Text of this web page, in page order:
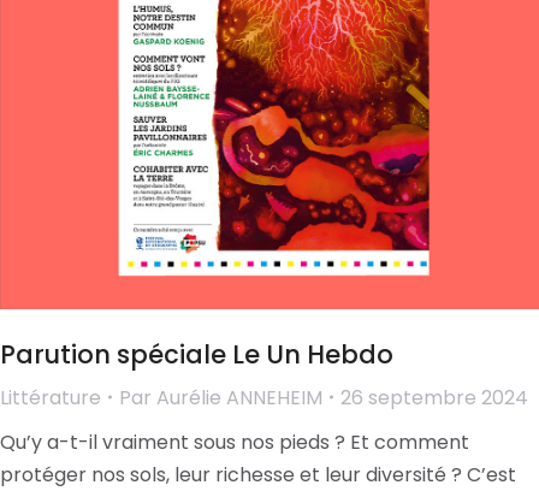
Parution spéciale Le Un Hebdo
Littérature Par Aurélie ANNEHEIM
26 septembre 2024
Qu’y a-t-il vraiment sous nos pieds ? Et comment
protéger nos sols, leur richesse et leur diversité ? C’est